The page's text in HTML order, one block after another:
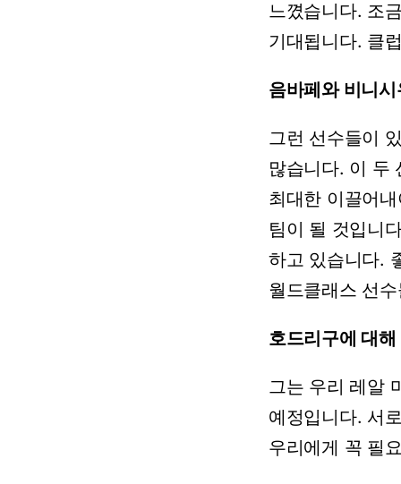
느꼈습니다. 조
기대됩니다. 클
음바페와 비니
그런 선수들이
많습니다. 이 두
최대한 이끌어
팀이 될 것입니
하고 있습니다.
월드클래스 선
호드리구에 대해
그는 우리 레알
예정입니다. 서
우리에게 꼭 필